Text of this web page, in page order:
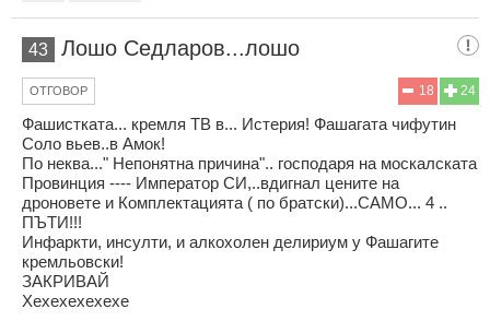
43 Лошо Седларов...лошо
24
18
ОТГОВОР
Фашистката... кремля ТВ в... Истерия! Фашагата чифутин
Соло вьев..в Амок!
По неква..." Непонятна причина".. господаря на москалската
Провинция ---- Император СИ,..вдигнал цените на
дроновете и Комплектацията ( по братски)...САМО... 4 ..
ПЪТИ!!!
Инфаркти, инсулти, и алкохолен делириум у Фашагите
кремльовски!
ЗАКРИВАЙ
Хехехехехехе